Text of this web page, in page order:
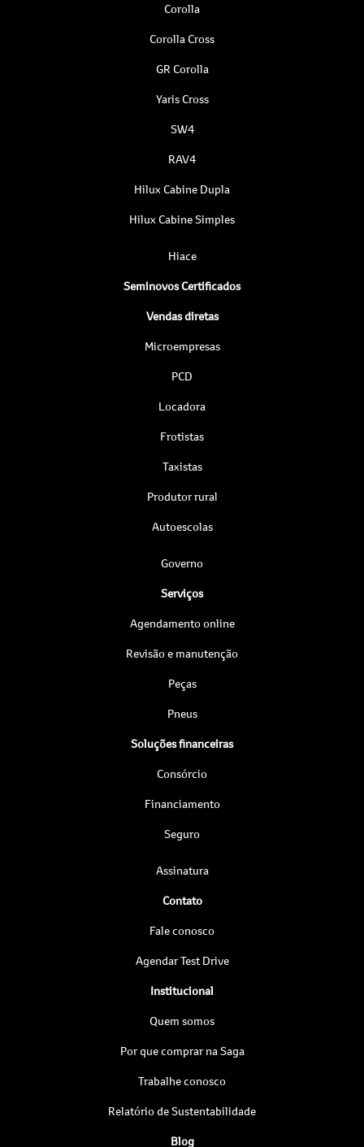
Corolla
Corolla Cross
GR Corolla
Yaris Cross
SW4
RAV4
Hilux Cabine Dupla
Hilux Cabine Simples
Hiace
Seminovos Certificados
Vendas diretas
Microempresas
PCD
Locadora
Frotistas
Taxistas
Produtor rural
Autoescolas
Governo
Serviços
Agendamento online
Revisão e manutenção
Peças
Pneus
Soluções financeiras
Consórcio
Financiamento
Seguro
Assinatura
Contato
Fale conosco
Agendar Test Drive
Institucional
Quem somos
Por que comprar na Saga
Trabalhe conosco
Relatório de Sustentabilidade
Blog